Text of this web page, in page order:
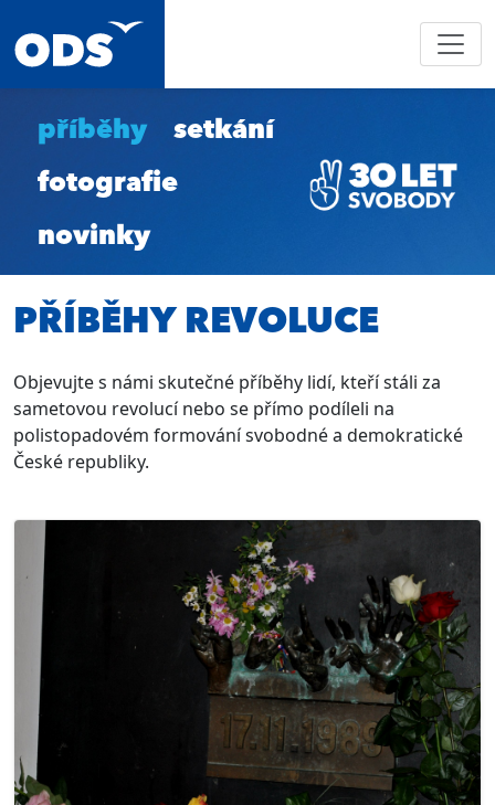
příběhy
setkání
fotografie
novinky
PŘÍBĚHY REVOLUCE
Objevujte s námi skutečné příběhy lidí, kteří stáli za
sametovou revolucí nebo se přímo podíleli na
polistopadovém formování svobodné a demokratické
České republiky.